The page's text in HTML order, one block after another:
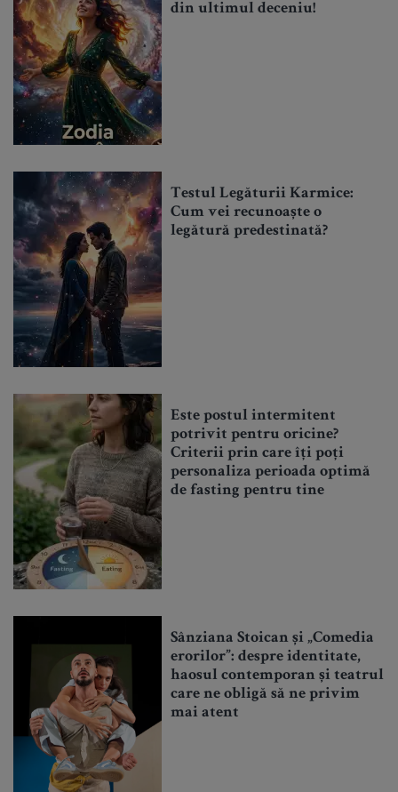
din ultimul deceniu!
Testul Legăturii Karmice:
Cum vei recunoaște o
legătură predestinată?
Este postul intermitent
potrivit pentru oricine?
Criterii prin care îți poți
personaliza perioada optimă
de fasting pentru tine
Sânziana Stoican și „Comedia
erorilor”: despre identitate,
haosul contemporan și teatrul
care ne obligă să ne privim
mai atent